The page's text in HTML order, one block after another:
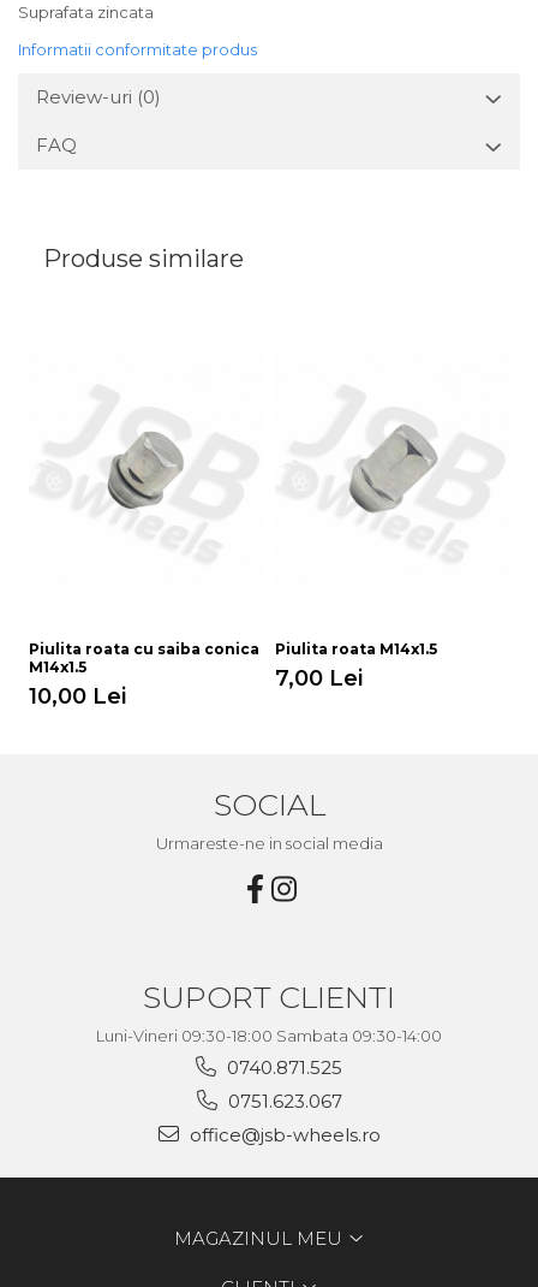
Suprafata zincata
Informatii conformitate produs
Review-uri (0)
FAQ
Produse similare
Piulita roata cu saiba conica
M14x1.5
10,00 Lei
Piulita roata M14x1.5
7,00 Lei
SOCIAL
Urmareste-ne in social media
SUPORT CLIENTI
Luni-Vineri 09:30-18:00 Sambata 09:30-14:00
0740.871.525
0751.623.067
office@jsb-wheels.ro
MAGAZINUL MEU